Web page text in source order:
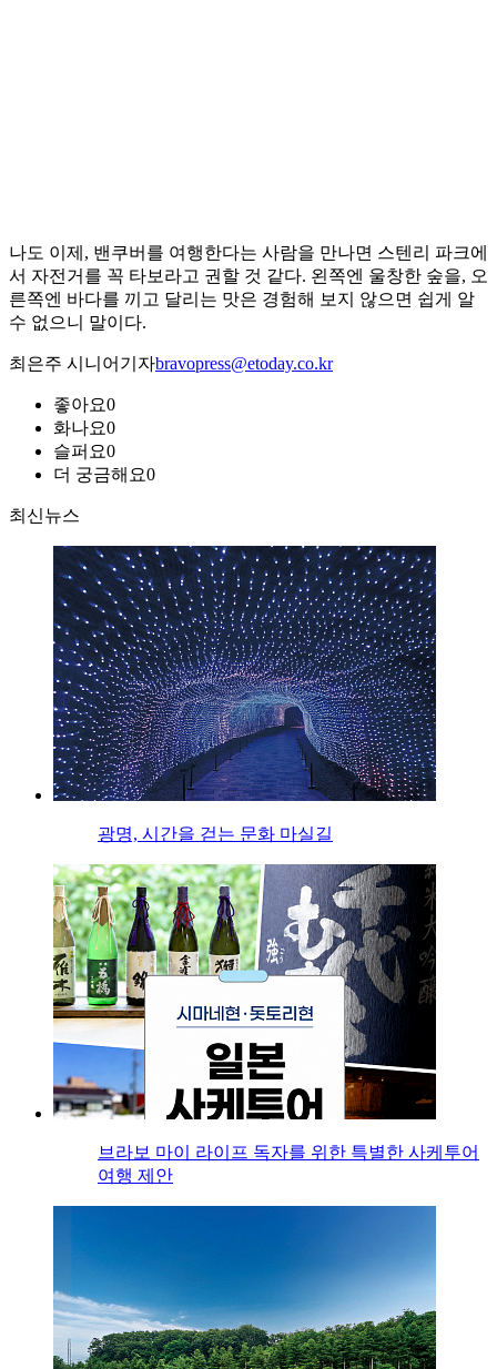
나도 이제, 밴쿠버를 여행한다는 사람을 만나면 스텐리 파크에
서 자전거를 꼭 타보라고 권할 것 같다. 왼쪽엔 울창한 숲을, 오
른쪽엔 바다를 끼고 달리는 맛은 경험해 보지 않으면 쉽게 알
수 없으니 말이다.
최은주 시니어기자bravopress@etoday.co.kr
좋아요0
화나요0
슬퍼요0
더 궁금해요0
최신뉴스
광명, 시간을 걷는 문화 마실길
브라보 마이 라이프 독자를 위한 특별한 사케투어
여행 제안